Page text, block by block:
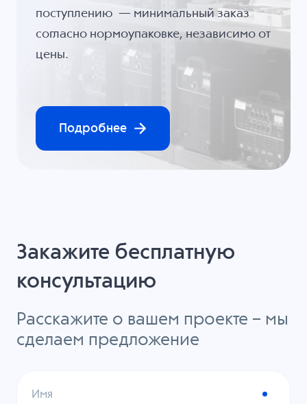
поступлению — минимальный заказ
согласно нормоупаковке, независимо от
цены.
Подробнее
Закажите бесплатную
консультацию
Расскажите о вашем проекте – мы
сделаем предложение
Имя